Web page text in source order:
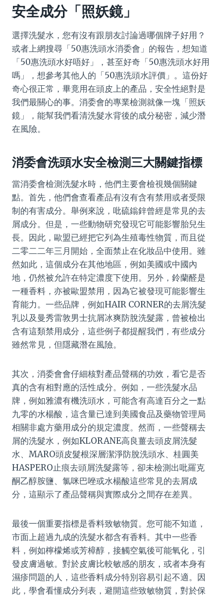
安全成分「照妖鏡」
選擇洗髮水，您有沒有跟朋友討論過哪個牌子好用？
或者上網搜尋「50惠洗頭水消委會」的報告，想知道
「50惠洗頭水好唔好」，甚至好奇「50惠洗頭水好用
嗎」，想參考其他人的「50惠洗頭水評價」。這份好
奇心很正常，畢竟用在頭皮上的產品，安全性絕對是
我們最關心的事。消委會的專業檢測就像一塊「照妖
鏡」，能幫我們看清洗髮水背後的成分秘密，減少潛
在風險。
消委會洗頭水安全檢測三大關鍵指標
當消委會檢測洗髮水時，他們主要會檢視幾個關鍵
點。首先，他們會查看產品有沒有含有禁用或者受限
制的有害成分。舉例來說，吡硫鎓鋅曾經是常見的去
屑成分。但是，一些動物研究發現它可能影響胎兒生
長。因此，歐盟已經把它列為生殖毒性物質，而且從
二零二二年三月開始，全面禁止在化妝品中使用。雖
然如此，這個成分在其他地區，例如美國或中國內
地，仍然被允許在特定濃度下使用。另外，鈴蘭醛是
一種香料，亦被歐盟禁用，因為它被發現可能影響生
育能力。一些品牌，例如HAIR CORNER的去屑洗髮
乳以及曼秀雷敦男士抗屑冰爽防脫洗髮露，曾被檢出
含有這類禁用成分，這些例子都提醒我們，有些成分
雖然常見，但隱藏潛在風險。
其次，消委會會仔細核對產品聲稱的功效，看它是否
真的含有相對應的活性成分。例如，一些洗髮水品
牌，例如雅濃有機洗頭水，可能含有高達百分之一點
九零的水楊酸，這含量已達到美國食品及藥物管理局
相關非處方藥用成分的規定濃度。然而，一些聲稱去
屑的洗髮水，例如KLORANE高良薑去頭皮屑洗髮
水、MARO頭皮髮根深層潔淨防脫洗頭水、桂圓美
HASPERO止痕去頭屑洗髮露等，卻未檢測出吡羅克
酮乙醇胺鹽、氯咪巴唑或水楊酸這些常見的去屑成
分，這顯示了產品聲稱與實際成分之間存在差異。
最後一個重要指標是香料致敏物質。您可能不知道，
市面上超過九成的洗髮水都含有香料。其中一些香
料，例如檸檬烯或芳樟醇，接觸空氣後可能氧化，引
發皮膚過敏。對於皮膚比較敏感的朋友，或者本身有
濕疹問題的人，這些香料成分特別容易引起不適。因
此，學會看懂成分列表，避開這些致敏物質，對於保